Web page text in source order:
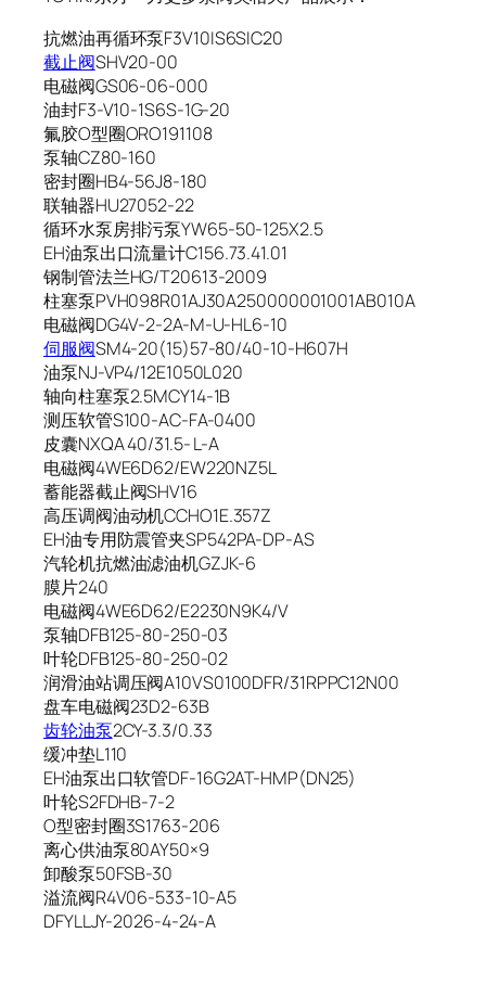
抗燃油再循环泵F3V10IS6SIC20
截止阀SHV20-00
电磁阀GS06-06-000
油封F3-V10-1S6S-1G-20
氟胶O型圈ORO191108
泵轴CZ80-160
密封圈HB4-56J8-180
联轴器HU27052-22
循环水泵房排污泵YW65-50-125X2.5
EH油泵出口流量计C156.73.41.01
钢制管法兰HG/T20613-2009
柱塞泵PVH098R01AJ30A250000001001AB010A
电磁阀DG4V-2-2A-M-U-HL6-10
伺服阀SM4-20(15)57-80/40-10-H607H
油泵NJ-VP4/12E1050L020
轴向柱塞泵2.5MCY14-1B
测压软管S100-AC-FA-0400
皮囊NXQA 40/31.5- L-A
电磁阀4WE6D62/EW220NZ5L
蓄能器截止阀SHV16
高压调阀油动机CCHO1E.357Z
EH油专用防震管夹SP542PA-DP-AS
汽轮机抗燃油滤油机GZJK-6
膜片240
电磁阀4WE6D62/E2230N9K4/V
泵轴DFB125-80-250-03
叶轮DFB125-80-250-02
润滑油站调压阀A10VS0100DFR/31RPPC12N00
盘车电磁阀23D2-63B
齿轮油泵2CY-3.3/0.33
缓冲垫L110
EH油泵出口软管DF-16G2AT-HMP(DN25)
叶轮S2FDHB-7-2
O型密封圈3S1763-206
离心供油泵80AY50×9
卸酸泵50FSB-30
溢流阀R4V06-533-10-A5
DFYLLJY-2026-4-24-A